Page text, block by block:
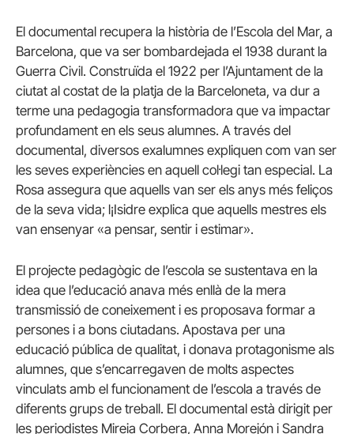
El documental recupera la història de l’Escola del Mar, a
Barcelona, ​​que va ser bombardejada el 1938 durant la
Guerra Civil. Construïda el 1922 per l’Ajuntament de la
ciutat al costat de la platja de la Barceloneta, va dur a
terme una pedagogia transformadora que va impactar
profundament en els seus alumnes. A través del
documental, diversos exalumnes expliquen com van ser
les seves experiències en aquell col·legi tan especial. La
Rosa assegura que aquells van ser els anys més feliços
de la seva vida; l¡Isidre explica que aquells mestres els
van ensenyar «a pensar, sentir i estimar».
El projecte pedagògic de l’escola se sustentava en la
idea que l’educació anava més enllà de la mera
transmissió de coneixement i es proposava formar a
persones i a bons ciutadans. Apostava per una
educació pública de qualitat, i donava protagonisme als
alumnes, que s’encarregaven de molts aspectes
vinculats amb el funcionament de l’escola a través de
diferents grups de treball. El documental està dirigit per
les periodistes Mireia Corbera, Anna Morejón i Sandra